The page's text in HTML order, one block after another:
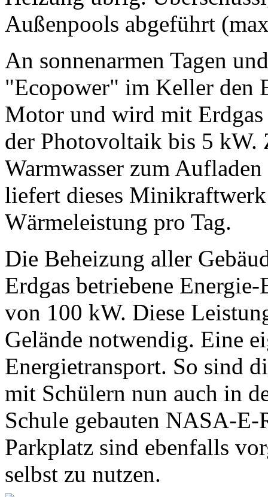
Außenpools abgeführt
An sonnenarmen Tagen
"Ecopower" im Keller den
Motor und wird mit Erdgas
der Photovoltaik bis 5 kW.
Warmwasser zum
liefert dieses
Wärmeleistung pro Tag.
Die Beheizung aller
Erdgas betriebene
von 100 kW. Diese
Gelände notwendig. Eine
Energietransport. So sind
mit Schülern nun auch in
Schule gebauten NASA-E-
Parkplatz sind ebenfalls
selbst zu nutzen.